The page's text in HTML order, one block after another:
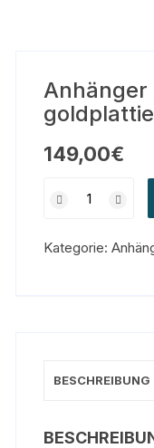
Anhänger
149,00€
Kategorie:
BESCHREIBUNG